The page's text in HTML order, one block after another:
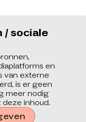
/ sociale
en
van externe
is er geen
meer nodig
inhoud.